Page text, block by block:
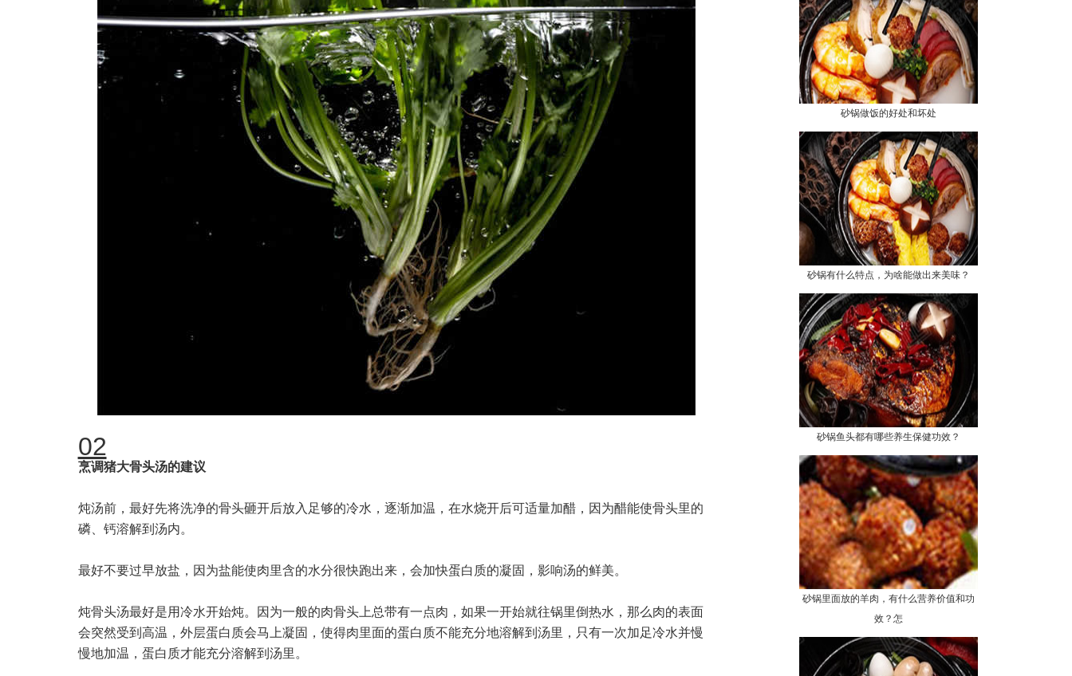
02
烹调猪大骨头汤的建议
炖汤前，最好先将洗净的骨头砸开后放入足够的冷水，逐渐加温，在水烧开后可适量加醋，因为醋能使骨头里的
磷、钙溶解到汤内。
最好不要过早放盐，因为盐能使肉里含的水分很快跑出来，会加快蛋白质的凝固，影响汤的鲜美。
炖骨头汤最好是用冷水开始炖。因为一般的肉骨头上总带有一点肉，如果一开始就往锅里倒热水，那么肉的表面
会突然受到高温，外层蛋白质会马上凝固，使得肉里面的蛋白质不能充分地溶解到汤里，只有一次加足冷水并慢
慢地加温，蛋白质才能充分溶解到汤里。
砂锅做饭的好处和坏处
砂锅有什么特点，为啥能做出来美味？
砂锅鱼头都有哪些养生保健功效？
砂锅里面放的羊肉，有什么营养价值和功
效？怎